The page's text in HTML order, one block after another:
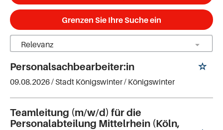
Grenzen Sie Ihre Suche ein
Personalsachbearbeiter:in
09.08.2026 / Stadt Königswinter/ Königswinter
Teamleitung (m/w/d) für die
Personalabteilung Mittelrhein (Köln,